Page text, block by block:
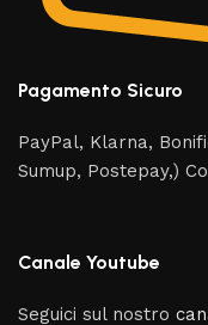
Pagamento Sicuro
PayPal, Klarna,
Sumup, Postepay,)
Canale Youtube
Seguici sul nostro